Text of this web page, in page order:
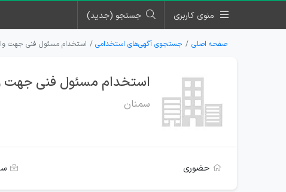
منوی کاربری جستجو (جدید)
صفحه اصلی جستجوی آگهی‌های استخدامی استخدام مسئول فنی جهت
استخدام مسئول فنی جهت
سمنان
حضوری